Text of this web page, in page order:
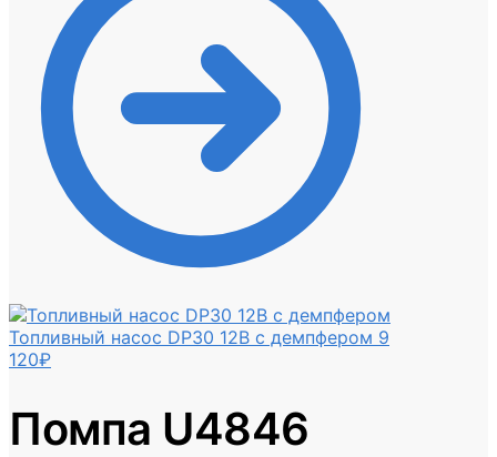
Топливный насос DP30 12В с демпфером 9
120₽
Помпа U4846